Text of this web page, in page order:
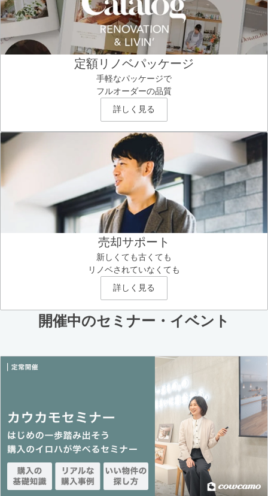
定額リノベパッケージ
手軽なパッケージで
フルオーダーの品質
詳しく見る
売却サポート
新しくても古くても
リノベされていなくても
詳しく見る
開催中のセミナー・イベント